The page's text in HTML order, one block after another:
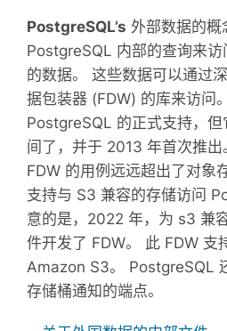
PostgreSQL’s 外部数据的
PostgreSQL 内部的查询来
的数据。 这些数据可以通过
据包装器 (FDW) 的库来访问
PostgreSQL 的正式支持，
间了，并于 2013 年首次推出
FDW 的用例远远超出了对象
支持与 S3 兼容的存储访问
意的是，2022 年，为 s3 兼
件开发了 FDW。 此 FDW 支
Amazon S3。 PostgreSQL
存储桶通知的端点。